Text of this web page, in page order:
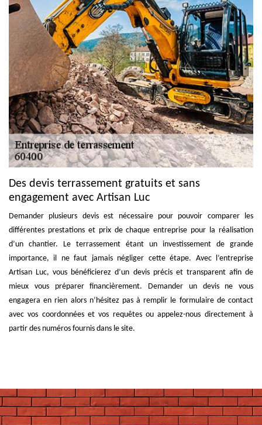
Des devis terrassement gratuits et sans
engagement avec Artisan Luc
Demander plusieurs devis est nécessaire pour pouvoir comparer les
différentes prestations et prix de chaque entreprise pour la réalisation
d’un chantier. Le terrassement étant un investissement de grande
importance, il ne faut jamais négliger cette étape. Avec l’entreprise
Artisan Luc, vous bénéficierez d’un devis précis et transparent afin de
mieux vous préparer financièrement. Demander un devis ne vous
engagera en rien alors n’hésitez pas à remplir le formulaire de contact
avec vos coordonnées et vos requêtes ou appelez-nous directement à
partir des numéros fournis dans le site.